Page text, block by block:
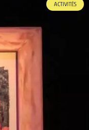
ACTIVITÉS